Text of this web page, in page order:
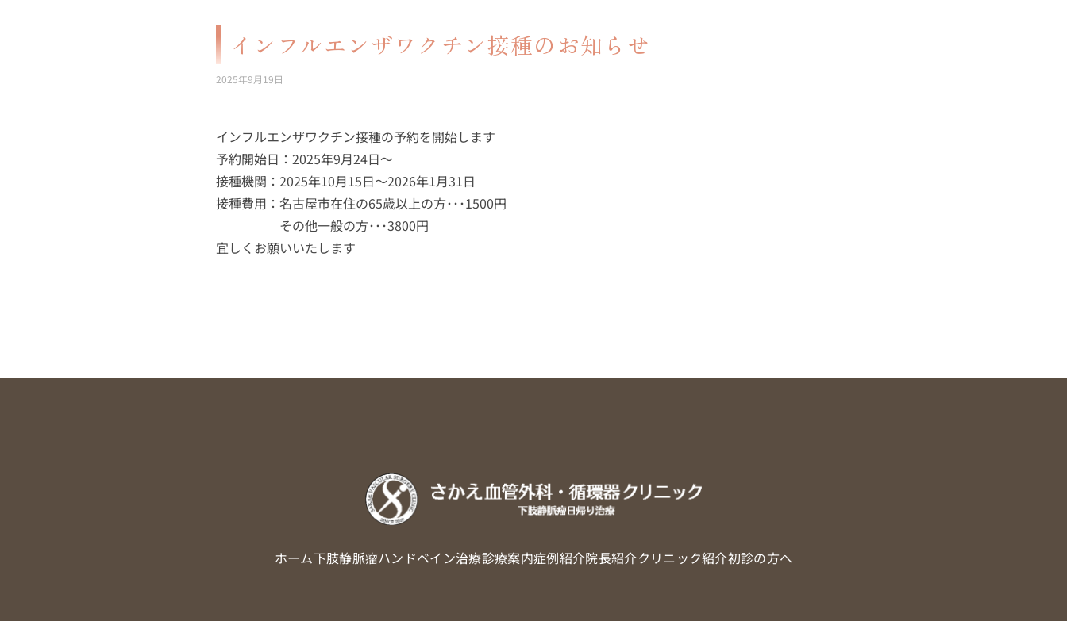
インフルエンザワクチン接種のお知らせ
2025年9月19日
インフルエンザワクチン接種の予約を開始します
予約開始日：2025年9月24日～
接種機関：2025年10月15日～2026年1月31日
接種費用：名古屋市在住の65歳以上の方･･･1500円
その他一般の方･･･3800円
宜しくお願いいたします
ホーム下肢静脈瘤ハンドベイン治療診療案内症例紹介院長紹介クリニック紹介初診の方へ